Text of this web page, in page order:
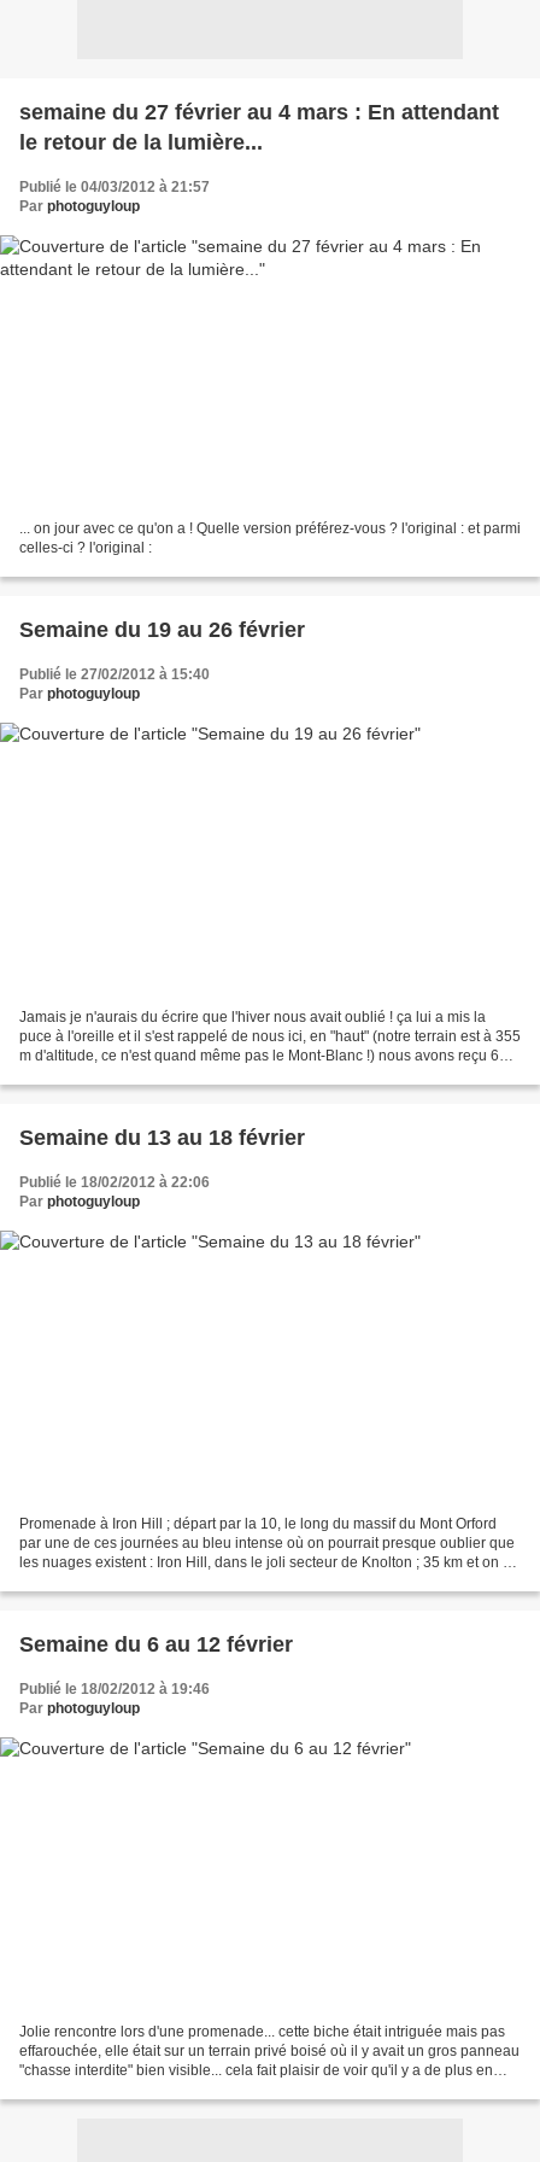
semaine du 27 février au 4 mars : En attendant
le retour de la lumière...
Publié le 04/03/2012 à 21:57
Par photoguyloup
... on jour avec ce qu'on a ! Quelle version préférez-vous ? l'original : et parmi
celles-ci ? l'original :
Semaine du 19 au 26 février
Publié le 27/02/2012 à 15:40
Par photoguyloup
Jamais je n'aurais du écrire que l'hiver nous avait oublié ! ça lui a mis la
puce à l'oreille et il s'est rappelé de nous ici, en "haut" (notre terrain est à 355
m d'altitude, ce n'est quand même pas le Mont-Blanc !) nous avons reçu 60
Semaine du 13 au 18 février
Publié le 18/02/2012 à 22:06
Par photoguyloup
Promenade à Iron Hill ; départ par la 10, le long du massif du Mont Orford
par une de ces journées au bleu intense où on pourrait presque oublier que
les nuages existent : Iron Hill, dans le joli secteur de Knolton ; 35 km et on a
Semaine du 6 au 12 février
Publié le 18/02/2012 à 19:46
Par photoguyloup
Jolie rencontre lors d'une promenade... cette biche était intriguée mais pas
effarouchée, elle était sur un terrain privé boisé où il y avait un gros panneau
"chasse interdite" bien visible... cela fait plaisir de voir qu'il y a de plus en